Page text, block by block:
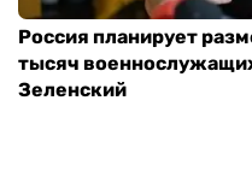
Россия планирует
тысяч
Зеленский